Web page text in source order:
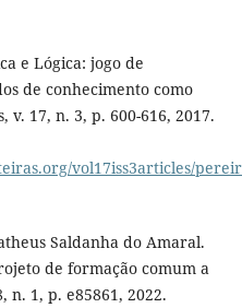
e Lógica: jogo de
de conhecimento como
17, n. 3, p. 600-616, 2017.
vol17iss3articles/
Saldanha do Amaral.
de formação comum a
n. 1, p. e85861, 2022.